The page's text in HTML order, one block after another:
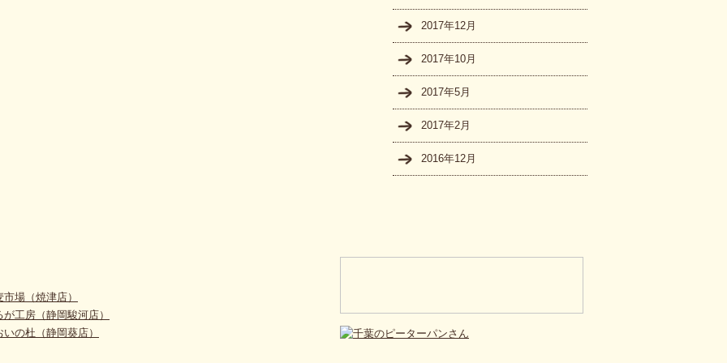
2017年12月
2017年10月
2017年5月
2017年2月
2016年12月
市場（焼津店）
が工房（静岡駿河店）
いの杜（静岡葵店）